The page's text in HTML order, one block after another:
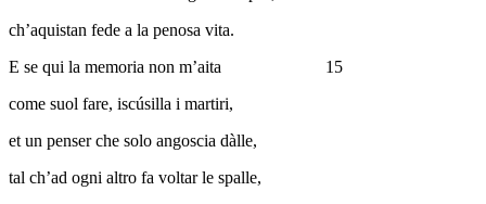
Reset to Defaults
ch’aquistan fede a la penosa vita.
E se qui la memoria non m’aita 15
come suol fare, iscúsilla i martiri,
et un penser che solo angoscia dàlle,
tal ch’ad ogni altro fa voltar le spalle,